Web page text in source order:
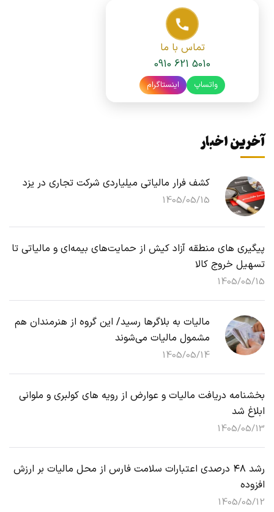
تماس با ما
0910 621 5010
واتساپ اینستاگرام
آخرین اخبار
کشف فرار مالیاتی میلیاردی شرکت تجاری در یزد
1405/05/15
پیگیری های منطقه آزاد کیش از حمایت‌های بیمه‌ای و مالیاتی تا
تسهیل خروج کالا
1405/05/15
مالیات به بلاگرها رسید/ این گروه از هنرمندان هم
مشمول مالیات می‌شوند
1405/05/14
بخشنامه دریافت مالیات و عوارض از رویه های کولبری و ملوانی
ابلاغ شد
1405/05/13
رشد ۴۸ درصدی اعتبارات سلامت فارس از محل مالیات بر ارزش
افزوده
1405/05/12